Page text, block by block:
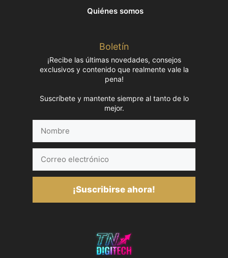
Quiénes somos
Boletín
¡Recibe las últimas novedades, consejos
exclusivos y contenido que realmente vale la
pena!
Suscríbete y mantente siempre al tanto de lo
mejor.
electrónico
¡Suscribirse ahora!